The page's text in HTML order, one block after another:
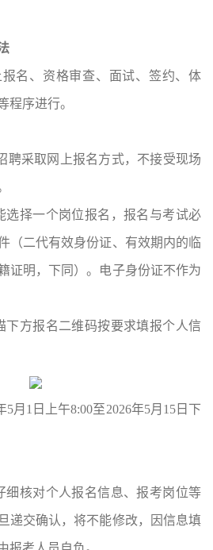
名、资格审查、面试、签约、体
程序进行。
聘采取网上报名方式，不接受现场
选择一个岗位报名，报名与考试必
（二代有效身份证、有效期内的临
证明，下同）。电子身份证不作为
下方报名二维码按要求填报个人信
5月1日上午8:00至2026年5月15日下
细核对个人报名信息、报考岗位等
递交确认，将不能修改，因信息填